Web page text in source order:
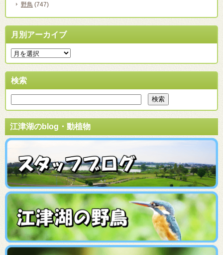
野鳥 (747)
月別アーカイブ
検索
江津湖のblog・動植物